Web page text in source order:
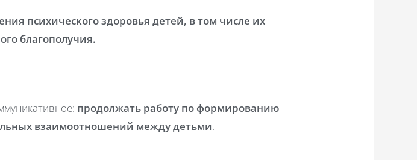
психического здоровья детей, в том числе их
благополучия.
продолжать работу по формированию
взаимоотношений между детьми.